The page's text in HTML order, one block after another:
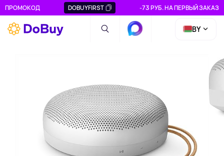
ПРОМОКОД DOBUYFIRST -73 РУБ. НА ПЕРВЫЙ ЗАКАЗ
BY